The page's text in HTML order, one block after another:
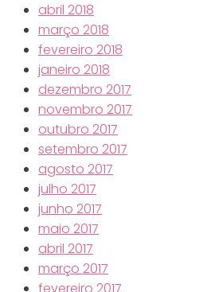
abril 2018
março 2018
fevereiro 2018
janeiro 2018
dezembro 2017
novembro 2017
outubro 2017
setembro 2017
agosto 2017
julho 2017
junho 2017
maio 2017
abril 2017
março 2017